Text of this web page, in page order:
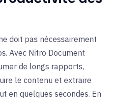
doit pas nécessairement
Avec Nitro Document
de longs rapports,
le contenu et extraire
en quelques secondes. En